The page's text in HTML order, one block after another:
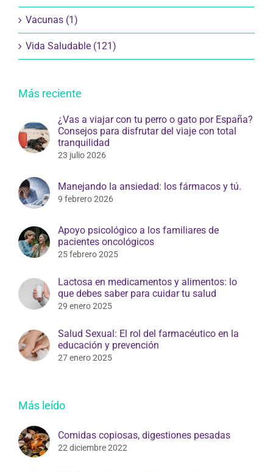
Vacunas (1)
Vida Saludable (121)
Más reciente
¿Vas a viajar con tu perro o gato por España?
Consejos para disfrutar del viaje con total
tranquilidad
23 julio 2026
Manejando la ansiedad: los fármacos y tú.
9 febrero 2026
Apoyo psicológico a los familiares de
pacientes oncológicos
25 febrero 2025
Lactosa en medicamentos y alimentos: lo
que debes saber para cuidar tu salud
29 enero 2025
Salud Sexual: El rol del farmacéutico en la
educación y prevención
27 enero 2025
Más leído
Comidas copiosas, digestiones pesadas
22 diciembre 2022